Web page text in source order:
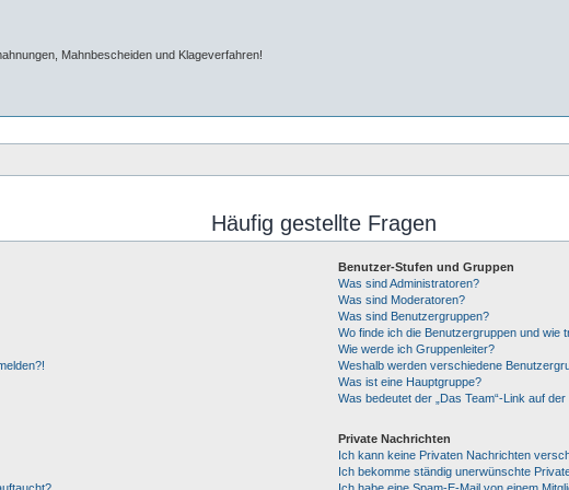
Mahnbescheiden und Klageverfahren!
Häufig gestellte Fragen
Benutzer-Stufen und Gruppen
Was sind Administratoren?
Was sind Moderatoren?
Was sind Benutzergruppen?
Wo finde ich die Benutzergruppen und wie
Wie werde ich Gruppenleiter?
Weshalb werden verschiedene
Was ist eine Hauptgruppe?
Was bedeutet der „Das Team“-Link auf
Private Nachrichten
Ich kann keine Privaten Nachrichten
Ich bekomme ständig unerwünschte